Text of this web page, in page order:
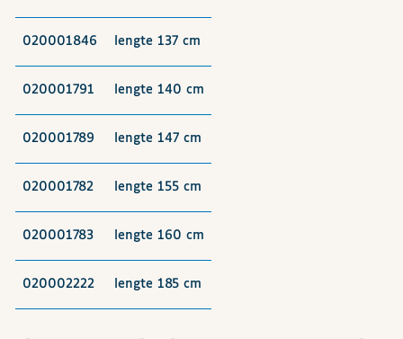
020001846 lengte 137 cm
020001791 lengte 140 cm
020001789 lengte 147 cm
020001782 lengte 155 cm
020001783 lengte 160 cm
020002222 lengte 185 cm